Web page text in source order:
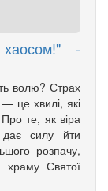
-
волю? Страх
це хвилі, які
те, як віра
силу йти
розпачу,
храму Святої